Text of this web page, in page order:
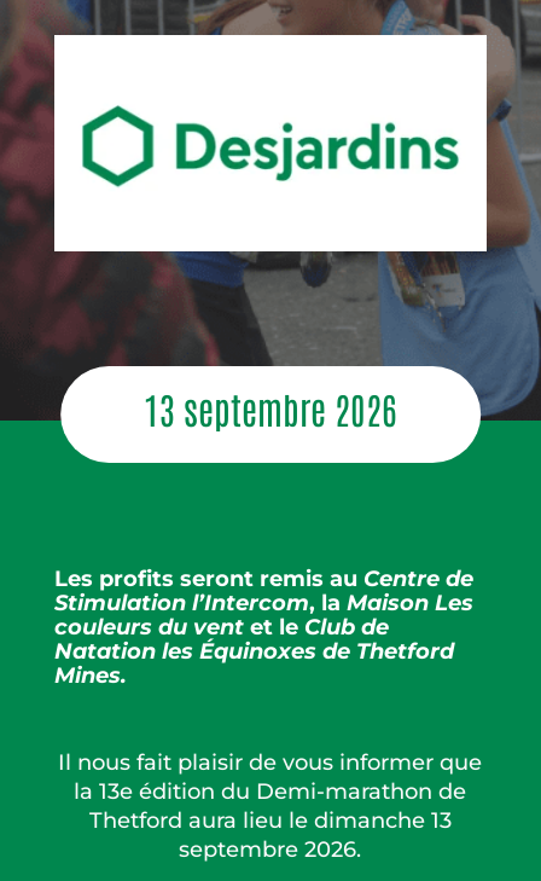
13 septembre 2026
Les profits seront remis au Centre de
Stimulation l’Intercom, la Maison Les
couleurs du ventet le Club de
Natation les Équinoxes de Thetford
Mines.
Il nous fait plaisir de vous informer que
la 13e édition du Demi-marathon de
Thetford aura lieu le dimanche 13
septembre 2026.